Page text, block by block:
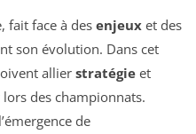
fait face à des enjeux et des
son évolution. Dans cet
allierstratégie et
des championnats.
de